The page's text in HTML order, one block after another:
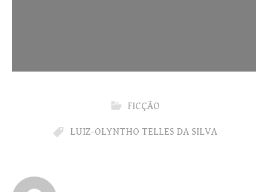
FICÇÃO
LUIZ-OLYNTHO TELLES DA SILVA